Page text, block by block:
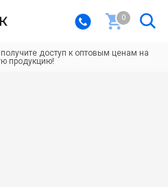
0
доступ к оптовым ценам на
продукцию!